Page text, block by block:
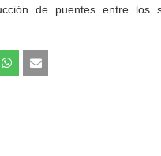
de puentes entre los